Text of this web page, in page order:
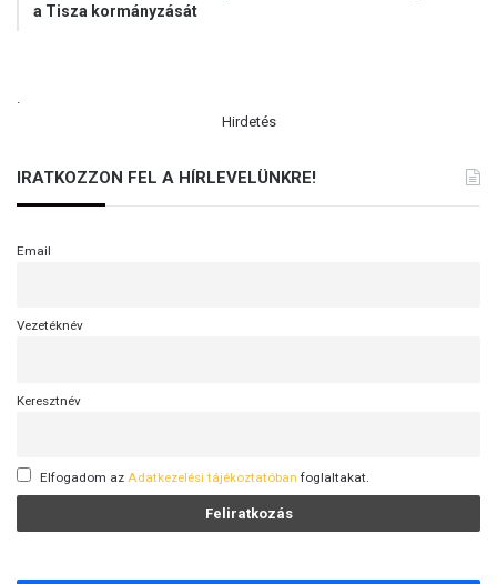
a Tisza kormányzását
Hirdetés
IRATKOZZON FEL A HÍRLEVELÜNKRE!
Email
Vezetéknév
Keresztnév
Elfogadom az Adatkezelési tájékoztatóban foglaltakat.